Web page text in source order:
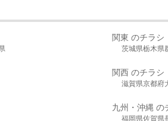
関東 のチラシ
茨城県栃木県
関西 のチラシ
滋賀県京都府
九州・沖縄 の
福岡県佐賀県